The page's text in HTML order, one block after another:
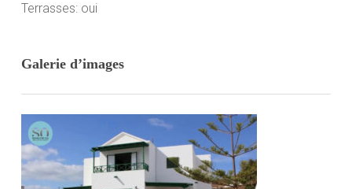
Terrasses: oui
Galerie d’images